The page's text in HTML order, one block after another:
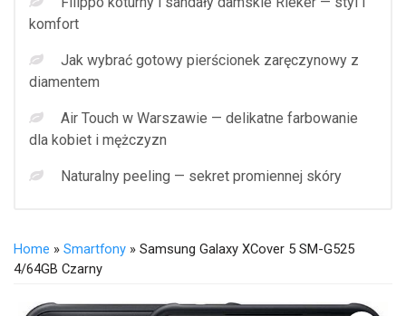
komfort
Jak wybrać gotowy pierścionek zaręczynowy z
diamentem
Air Touch w Warszawie — delikatne farbowanie
dla kobiet i mężczyzn
Naturalny peeling — sekret promiennej skóry
Home » Smartfony » Samsung Galaxy XCover 5 SM-G525
4/64GB Czarny